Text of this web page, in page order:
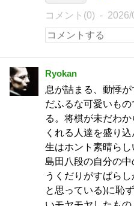
コメント(0) 2026/
Ryokan
息が詰まる、動悸
だふるな可愛いも
る。将棋が未だわ
くれる人達を盛り
生はホント素晴らし
島田八段の自分の
うくだりがすばら
と思っている)に恥